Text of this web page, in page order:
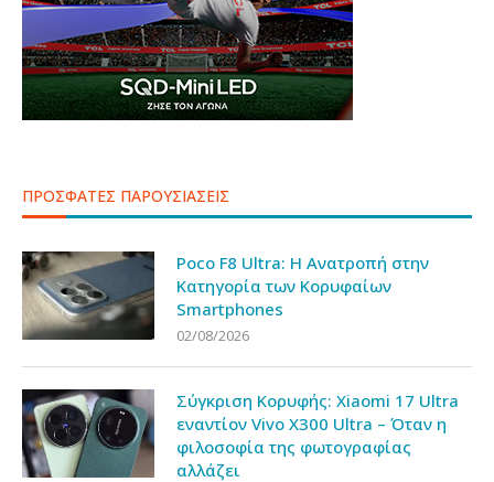
ΠΡΟΣΦΑΤΕΣ ΠΑΡΟΥΣΙΑΣΕΙΣ
Poco F8 Ultra: Η Ανατροπή στην
Κατηγορία των Κορυφαίων
Smartphones
02/08/2026
Σύγκριση Κορυφής: Xiaomi 17 Ultra
εναντίον Vivo X300 Ultra – Όταν η
φιλοσοφία της φωτογραφίας
αλλάζει